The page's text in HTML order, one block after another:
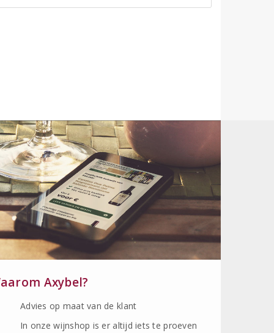
Axybel?
Advies op maat van de klant
In onze wijnshop is er altijd iets te proeven